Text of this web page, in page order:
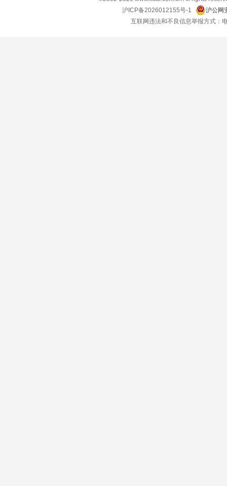
沪ICP备2026012155号-1
沪公网
互联网违法和不良信息举报方式：